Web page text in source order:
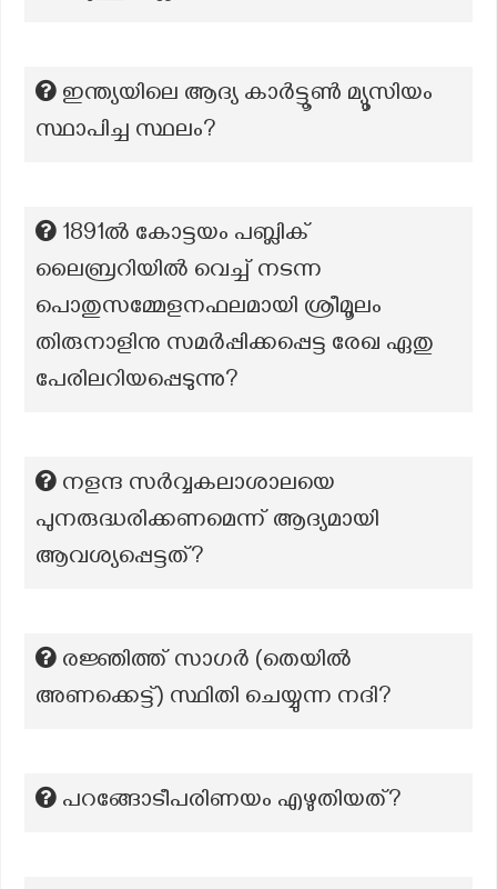
ഇന്ത്യയിലെ ആദ്യ കാർട്ടൂൺ മ്യൂസിയം
സ്ഥാപിച്ച സ്ഥലം?
1891ൽ കോട്ടയം പബ്ലിക്
ലൈബ്രറിയിൽ വെച്ച് നടന്ന
പൊതുസമ്മേളനഫലമായി ശ്രീമൂലം
തിരുനാളിനു സമർപ്പിക്കപ്പെട്ട രേഖ ഏതു
പേരിലറിയപ്പെടുന്നു?
നളന്ദ സർവ്വകലാശാലയെ
പുനരുദ്ധരിക്കണമെന്ന് ആദ്യമായി
ആവശ്യപ്പെട്ടത്?
രജ്ഞിത്ത് സാഗർ (തെയിൽ
അണക്കെട്ട്) സ്ഥിതി ചെയ്യുന്ന നദി?
പറങ്ങോടീപരിണയം എഴുതിയത്?